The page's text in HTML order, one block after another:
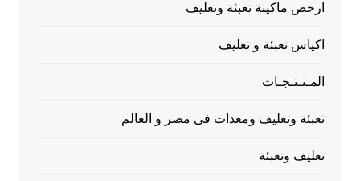
ارخص ماكينة تعبئة وتغليف
اكياس تعبئة و تغليف
المـنـتـجـات
تعبئة وتغليف ومعدات فى مصر و العالم
تغليف وتعبئة